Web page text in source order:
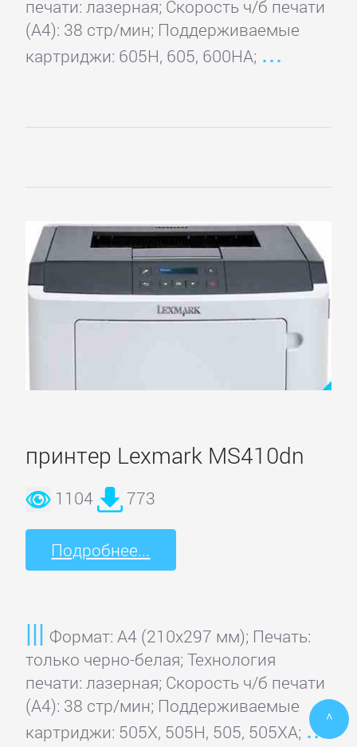
печати: лазерная; Скорость ч/б печати
(А4): 38 стр/мин; Поддерживаемые
картриджи: 605H, 605, 600HA;
принтер Lexmark MS410dn
1104 773
Подробнее...
Формат: A4 (210x297 мм); Печать:
только черно-белая; Технология
печати: лазерная; Скорость ч/б печати
(А4): 38 стр/мин; Поддерживаемые
картриджи: 505X, 505H, 505, 505XA;
^